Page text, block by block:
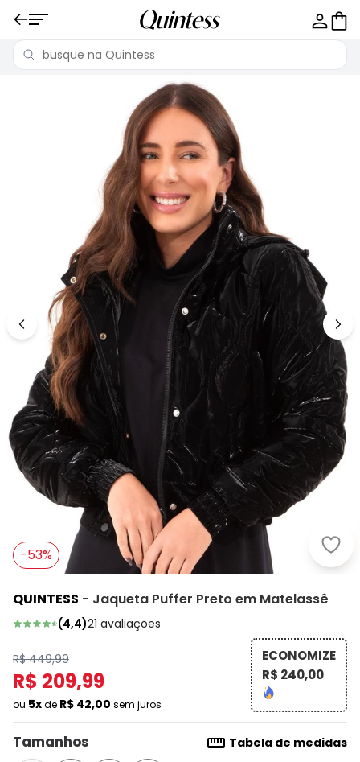
-53%
QUINTESS - Jaqueta Puffer Preto em Matelassê
(4,4)21 avaliações
R$ 449,99
R$ 209,99
ou 5xde R$ 42,00 sem juros
ECONOMIZE
R$ 240,00
Tamanhos Tabela de medidas